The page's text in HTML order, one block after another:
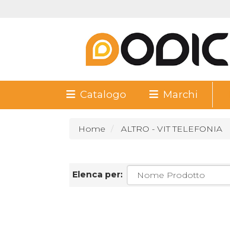
Catalogo Marchi
Home ALTRO - VIT TELEFONIA
Elenca per: